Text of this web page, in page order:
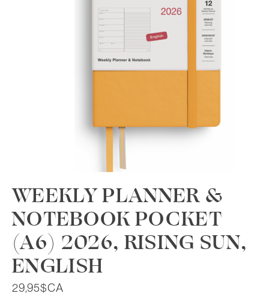
WEEKLY PLANNER &
NOTEBOOK POCKET
(A6) 2026, RISING SUN,
ENGLISH
29,95$CA